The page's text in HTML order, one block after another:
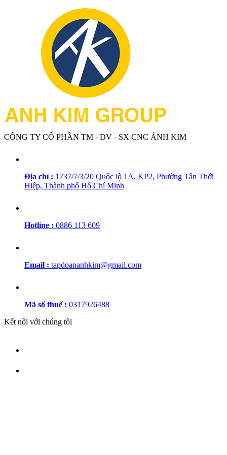
CÔNG TY CỔ PHẦN TM - DV - SX CNC ÁNH KIM
Địa chỉ : 1737/7/3/20 Quốc lộ 1A, KP2, Phường Tân Thới
Hiệp, Thành phố Hồ Chí Minh
Hotline : 0886 113 609
Email : tapdoananhkim@gmail.com
Mã số thuế : 0317926488
Kết nối với chúng tôi